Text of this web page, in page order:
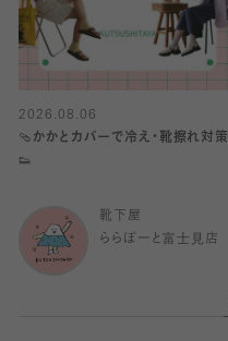
2026.08.06
🩴かかとカバーで冷え・靴擦れ対策
👟
靴下屋
ららぽーと富士見店